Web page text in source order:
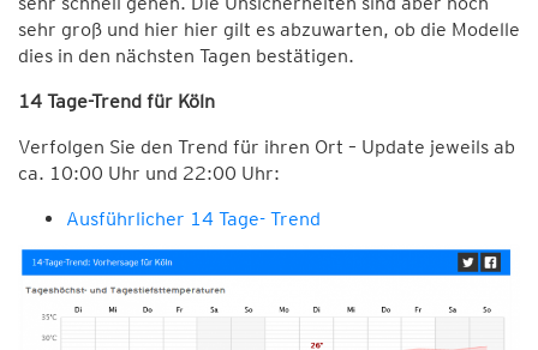
sehr groß und hier hier gilt es abzuwarten, ob die Modelle
dies in den nächsten Tagen bestätigen.
14 Tage-Trend für Köln
Verfolgen Sie den Trend für ihren Ort – Update jeweils ab
ca. 10:00 Uhr und 22:00 Uhr:
Ausführlicher 14 Tage- Trend